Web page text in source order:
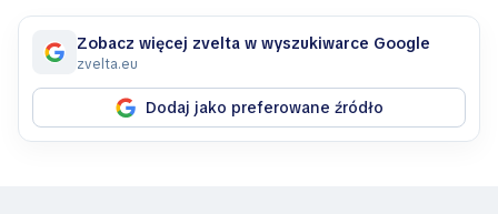
Zobacz więcej zvelta w wyszukiwarce Google
zvelta.eu
Dodaj jako preferowane źródło